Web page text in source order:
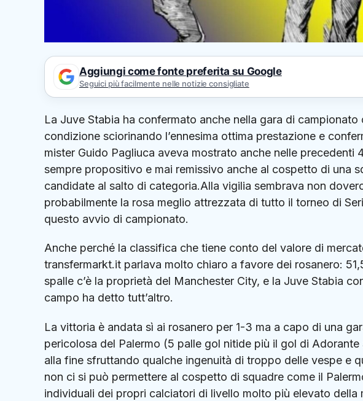
Aggiungi come fonte preferita su Google
Seguici più facilmente nelle notizie consigliate
La Juve Stabia ha confermato anche nella gara di
condizione sciorinando l’ennesima ottima prestazione e
mister Guido Pagliuca aveva mostrato anche nelle precedenti
sempre propositivo e mai remissivo anche al cospetto di una
candidate al salto di categoria.Alla vigilia sembrava non
probabilmente la rosa meglio attrezzata di tutto il torneo di
questo avvio di campionato.
Anche perché la classifica che tiene conto del valore di
transfermarkt.it parlava molto chiaro a favore dei rosanero:
spalle c’è la proprietà del Manchester City, e la Juve Stabia
campo ha detto tutt’altro.
La vittoria è andata sì ai rosanero per 1-3 ma a capo di una
pericolosa del Palermo (5 palle gol nitide più il gol di
alla fine sfruttando qualche ingenuità di troppo delle vespe e
non ci si può permettere al cospetto di squadre come il
individuali dei propri calciatori di livello molto più elevato della